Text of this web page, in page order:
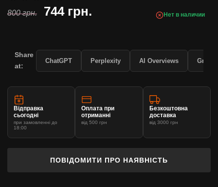
Нет в наличии
800 грн. 744 грн.
ПОВІДОМИТИ ПРО НАЯВНІСТЬ
Відправка
сьогодні
при замовленні до
18:00
Оплата при
отриманні
від 500 грн
Безкоштовна
доставка
від 3000 грн
Share
at:
ChatGPT Perplexity AI Overviews Grok